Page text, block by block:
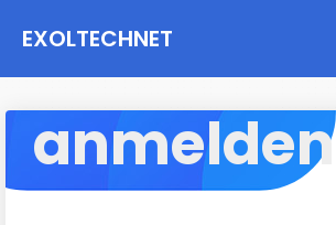
EXOLTECHNET
anmelden